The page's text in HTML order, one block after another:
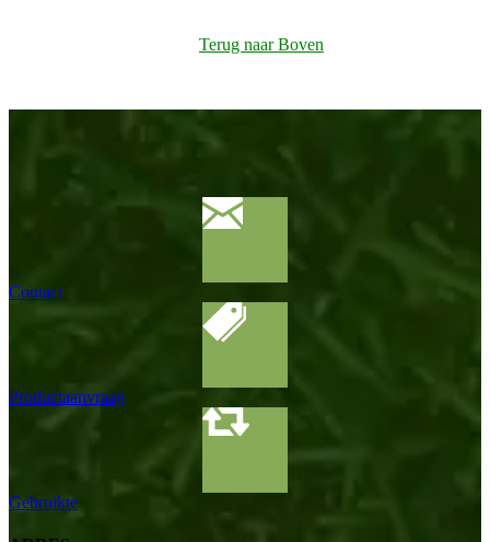
Terug naar Boven
Contact
Productaanvraag
Gebruikte